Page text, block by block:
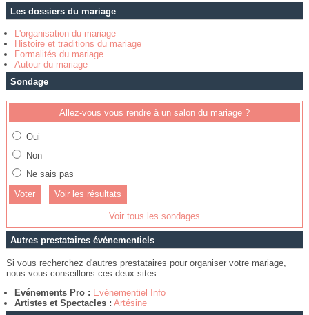
Les dossiers du mariage
L'organisation du mariage
Histoire et traditions du mariage
Formalités du mariage
Autour du mariage
Sondage
Allez-vous vous rendre à un salon du mariage ?
Oui
Non
Ne sais pas
Voir les résultats
Voir tous les sondages
Autres prestataires événementiels
Si vous recherchez d'autres prestataires pour organiser votre mariage,
nous vous conseillons ces deux sites :
Evénements Pro : Evénementiel Info
Artistes et Spectacles : Artésine